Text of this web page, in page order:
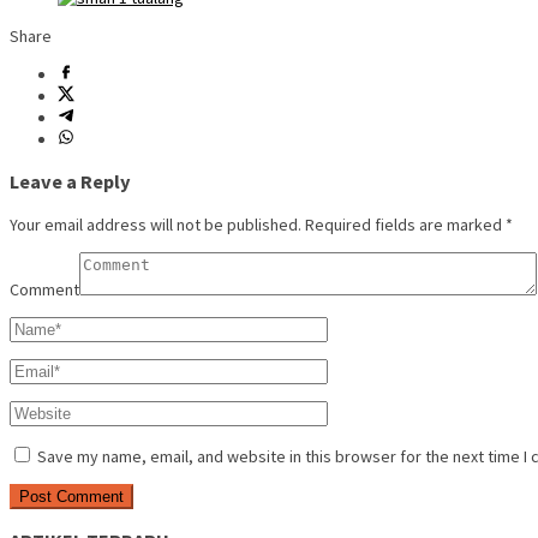
Share
Leave a Reply
Your email address will not be published. Required fields are marked *
Comment
Save my name, email, and website in this browser for the next time I